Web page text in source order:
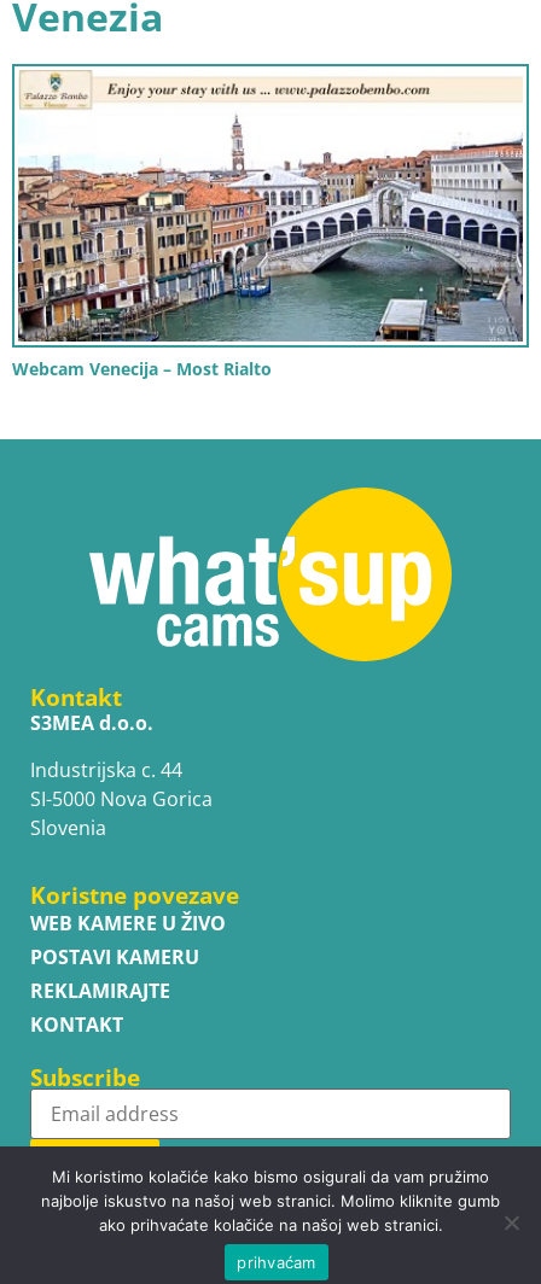
Venezia
Webcam Venecija – Most Rialto
Kontakt
S3MEA d.o.o.
Industrijska c. 44
SI-5000 Nova Gorica
Slovenia
Koristne povezave
WEB KAMERE U ŽIVO
POSTAVI KAMERU
REKLAMIRAJTE
KONTAKT
Subscribe
Subscribe
Copyright © WhatsupCams 2016 - 2026. All right reserved.
Mi koristimo kolačiće kako bismo osigurali da vam pružimo
najbolje iskustvo na našoj web stranici. Molimo kliknite gumb
ako prihvaćate kolačiće na našoj web stranici.
prihvaćam